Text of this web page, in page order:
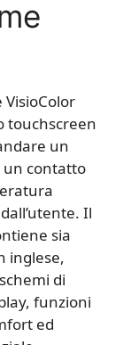
touchscreen
un
un contatto
Il
sia
inglese,
di
funzioni
ed